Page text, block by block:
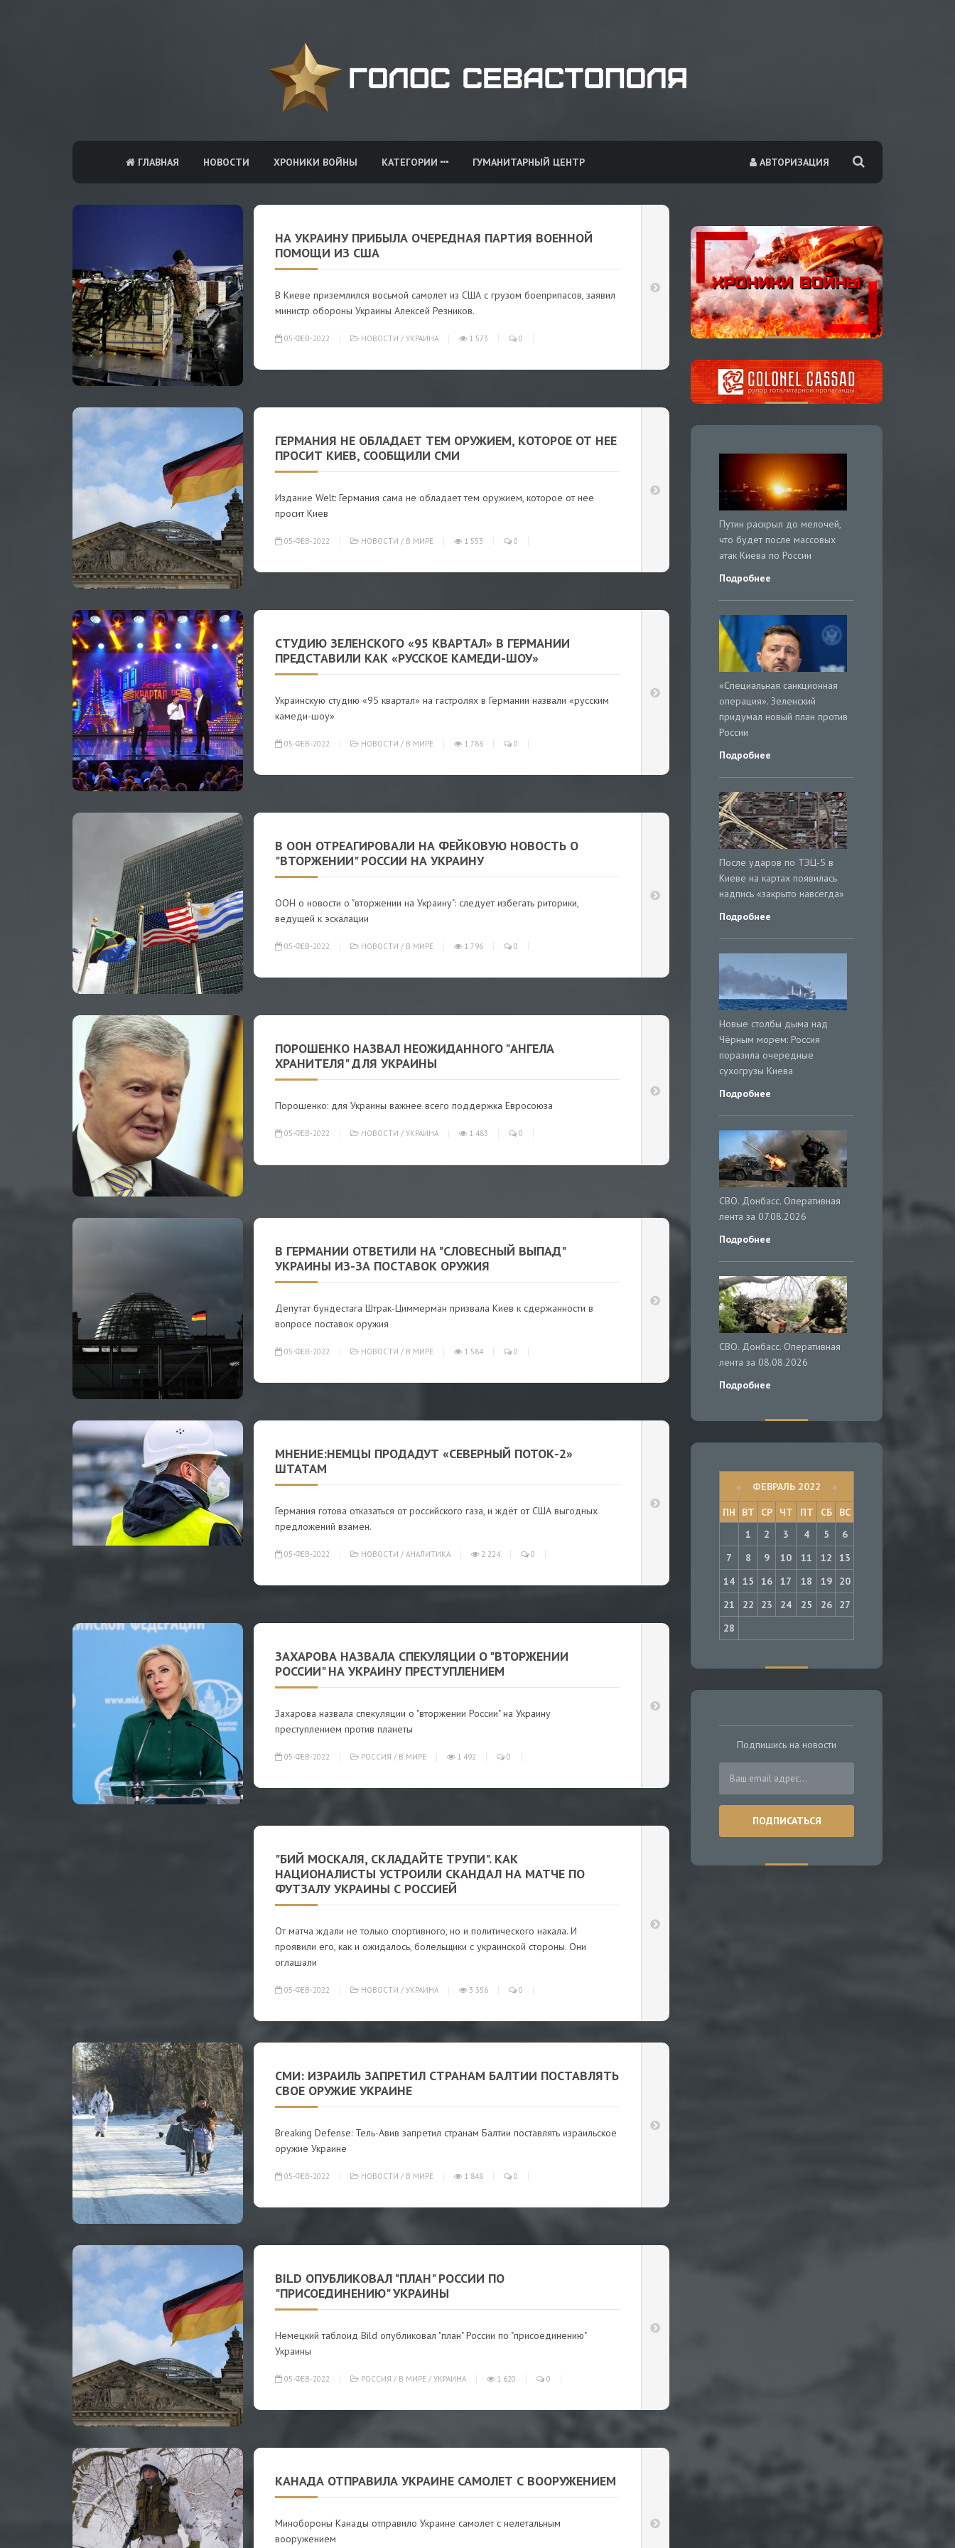
АВТОРИЗАЦИЯ
ГЛАВНАЯ НОВОСТИ ХРОНИКИ ВОЙНЫ КАТЕГОРИИ ГУМАНИТАРНЫЙ ЦЕНТР
НА УКРАИНУ ПРИБЫЛА ОЧЕРЕДНАЯ ПАРТИЯ ВОЕННОЙ
ПОМОЩИ ИЗ США
В Киеве приземлился восьмой самолет из США с грузом боеприпасов, заявил
министр обороны Украины Алексей Резников.
05-ФЕВ-2022 НОВОСТИ / УКРАИНА 1 573 0
ГЕРМАНИЯ НЕ ОБЛАДАЕТ ТЕМ ОРУЖИЕМ, КОТОРОЕ ОТ НЕЕ
ПРОСИТ КИЕВ, СООБЩИЛИ СМИ
Издание Welt: Германия сама не обладает тем оружием, которое от нее
просит Киев
05-ФЕВ-2022 НОВОСТИ / В МИРЕ 1 553 0
СТУДИЮ ЗЕЛЕНСКОГО «95 КВАРТАЛ» В ГЕРМАНИИ
ПРЕДСТАВИЛИ КАК «РУССКОЕ КАМЕДИ-ШОУ»
Украинскую студию «95 квартал» на гастролях в Германии назвали «русским
камеди-шоу»
05-ФЕВ-2022 НОВОСТИ / В МИРЕ 1 786 0
В ООН ОТРЕАГИРОВАЛИ НА ФЕЙКОВУЮ НОВОСТЬ О
"ВТОРЖЕНИИ" РОССИИ НА УКРАИНУ
ООН о новости о "вторжении на Украину": следует избегать риторики,
ведущей к эскалации
05-ФЕВ-2022 НОВОСТИ / В МИРЕ 1 796 0
ПОРОШЕНКО НАЗВАЛ НЕОЖИДАННОГО "АНГЕЛА
ХРАНИТЕЛЯ" ДЛЯ УКРАИНЫ
Порошенко: для Украины важнее всего поддержка Евросоюза
05-ФЕВ-2022 НОВОСТИ / УКРАИНА 1 483 0
В ГЕРМАНИИ ОТВЕТИЛИ НА "СЛОВЕСНЫЙ ВЫПАД"
УКРАИНЫ ИЗ-ЗА ПОСТАВОК ОРУЖИЯ
Депутат бундестага Штрак-Циммерман призвала Киев к сдержанности в
вопросе поставок оружия
05-ФЕВ-2022 НОВОСТИ / В МИРЕ 1 584 0
МНЕНИЕ:НЕМЦЫ ПРОДАДУТ «СЕВЕРНЫЙ ПОТОК-2»
ШТАТАМ
Германия готова отказаться от российского газа, и ждёт от США выгодных
предложений взамен.
05-ФЕВ-2022 НОВОСТИ / АНАЛИТИКА 2 224 0
ЗАХАРОВА НАЗВАЛА СПЕКУЛЯЦИИ О "ВТОРЖЕНИИ
РОССИИ" НА УКРАИНУ ПРЕСТУПЛЕНИЕМ
Захарова назвала спекуляции о "вторжении России" на Украину
преступлением против планеты
05-ФЕВ-2022 РОССИЯ / В МИРЕ 1 492 0
"БИЙ МОСКАЛЯ, СКЛАДАЙТЕ ТРУПИ". КАК
НАЦИОНАЛИСТЫ УСТРОИЛИ СКАНДАЛ НА МАТЧЕ ПО
ФУТЗАЛУ УКРАИНЫ С РОССИЕЙ
От матча ждали не только спортивного, но и политического накала. И
проявили его, как и ожидалось, болельщики с украинской стороны. Они
оглашали
05-ФЕВ-2022 НОВОСТИ / УКРАИНА 3 356 0
СМИ: ИЗРАИЛЬ ЗАПРЕТИЛ СТРАНАМ БАЛТИИ ПОСТАВЛЯТЬ
СВОЕ ОРУЖИЕ УКРАИНЕ
Breaking Defense: Тель-Авив запретил странам Балтии поставлять израильское
оружие Украине
05-ФЕВ-2022 НОВОСТИ / В МИРЕ 1 848 0
BILD ОПУБЛИКОВАЛ "ПЛАН" РОССИИ ПО
"ПРИСОЕДИНЕНИЮ" УКРАИНЫ
Немецкий таблоид Bild опубликовал "план" России по "присоединению"
Украины
05-ФЕВ-2022 РОССИЯ / В МИРЕ / УКРАИНА 1 620 0
КАНАДА ОТПРАВИЛА УКРАИНЕ САМОЛЕТ С ВООРУЖЕНИЕМ
Минобороны Канады отправило Украине самолет с нелетальным
вооружением
Путин раскрыл до мелочей,
что будет после массовых
атак Киева по России
Подробнее
«Специальная санкционная
операция». Зеленский
придумал новый план против
России
Подробнее
После ударов по ТЭЦ-5 в
Киеве на картах появилась
надпись «закрыто навсегда»
Подробнее
Новые столбы дыма над
Чёрным морем: Россия
поразила очередные
сухогрузы Киева
Подробнее
СВО. Донбасс. Оперативная
лента за 07.08.2026
Подробнее
СВО. Донбасс. Оперативная
лента за 08.08.2026
Подробнее
« ФЕВРАЛЬ 2022 »
ПН
ВТ СР ЧТ ПТ СБ
ВС
1
2 3 4 5
6
7
8 9 10 11 12
13
14
15 16 17 18 19
20
21
22 23 24 25 26
27
28
Подпишись на новости